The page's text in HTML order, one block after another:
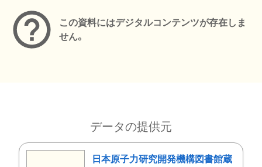
この資料にはデジタルコンテンツが存在しま
せん。
データの提供元
日本原子力研究開発機構図書館蔵